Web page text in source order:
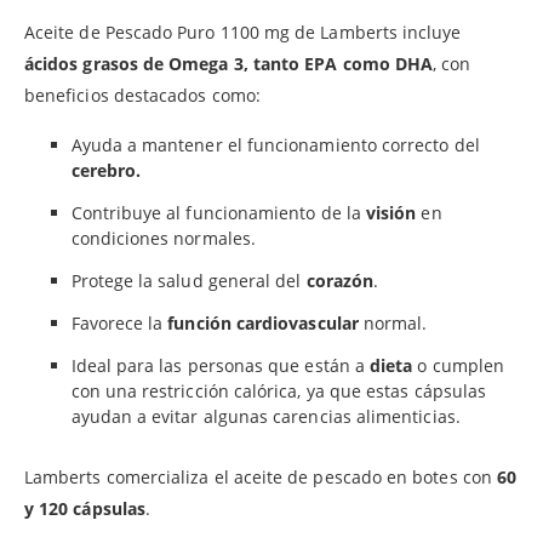
Aceite de Pescado Puro 1100 mg de Lamberts incluye
ácidos grasos de Omega 3, tanto EPA como DHA, con
beneficios destacados como:
Ayuda a mantener el funcionamiento correcto del
cerebro.
Contribuye al funcionamiento de la visión en
condiciones normales.
Protege la salud general del corazón.
Favorece lafunción cardiovascularnormal.
Ideal para las personas que están adietao cumplen
con una restricción calórica, ya que estas cápsulas
ayudan a evitar algunas carencias alimenticias.
Lamberts comercializa el aceite de pescado en botes con 60
y 120 cápsulas.